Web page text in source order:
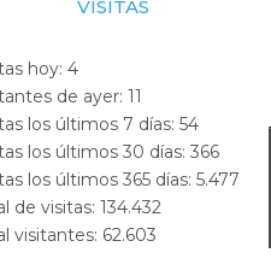
VISITAS
hoy: 4
de ayer: 11
los últimos 7 días: 54
los últimos 30 días: 366
los últimos 365 días: 5.477
de visitas: 134.432
visitantes: 62.603